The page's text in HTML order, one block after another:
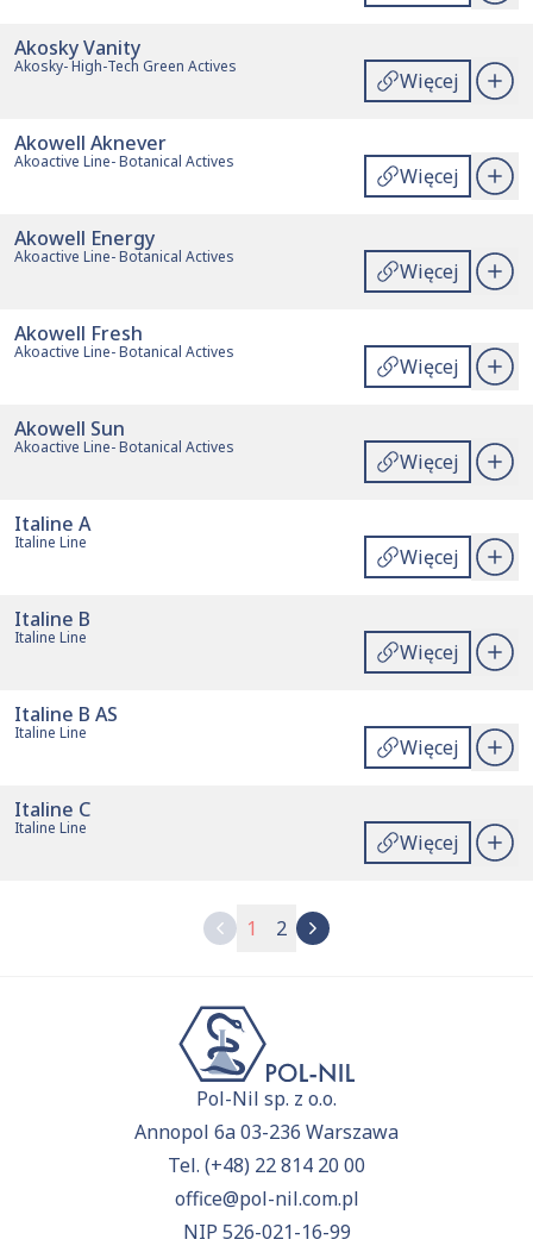
Akosky Vanity
Akosky- High-Tech Green Actives
Więcej
Akowell Aknever
Akoactive Line- Botanical Actives
Więcej
Akowell Energy
Akoactive Line- Botanical Actives
Więcej
Akowell Fresh
Akoactive Line- Botanical Actives
Więcej
Akowell Sun
Akoactive Line- Botanical Actives
Więcej
Italine A
Italine Line
Więcej
Italine B
Italine Line
Więcej
Italine B AS
Italine Line
Więcej
Italine C
Italine Line
Więcej
1 2
Pol-Nil sp. z o.o.
Annopol 6a 03-236 Warszawa
Tel. (+48) 22 814 20 00
office@pol-nil.com.pl
NIP 526-021-16-99